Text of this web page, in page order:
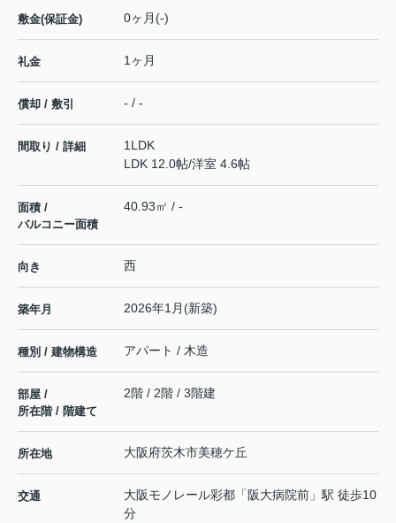
敷金(保証金) 0ヶ月(-)
礼金 1ヶ月
償却 / 敷引 - / -
間取り / 詳細
1LDK
LDK 12.0帖/洋室 4.6帖
面積 /
バルコニー面積
40.93㎡ / -
向き 西
築年月 2026年1月(新築)
種別 / 建物構造 アパート / 木造
部屋 /
所在階 / 階建て
2階 / 2階 / 3階建
所在地 大阪府茨木市美穂ケ丘
交通 大阪モノレール彩都 「 阪大病院前 」駅 徒歩10
分